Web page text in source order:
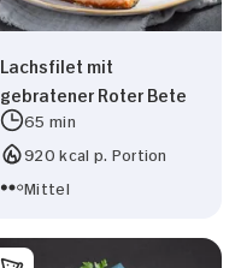
Lachsfilet mit
gebratener Roter Bete
65 min
920 kcal p. Portion
Mittel